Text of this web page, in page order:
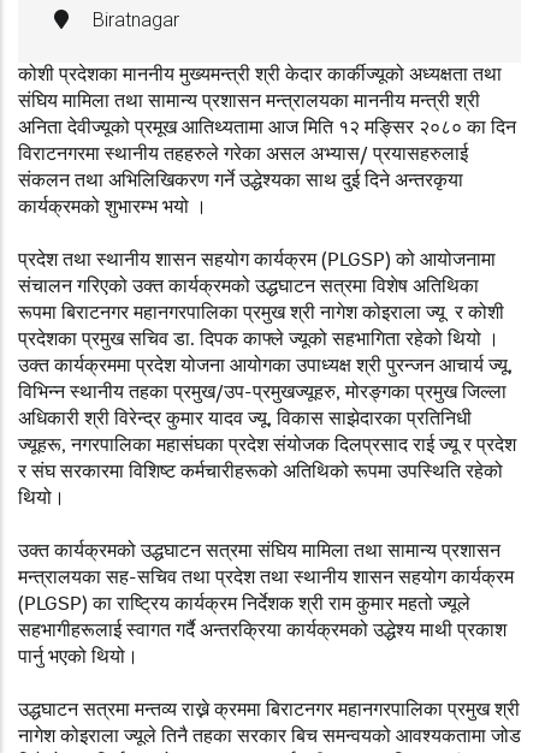
Biratnagar
कोशी प्रदेशका माननीय मुख्यमन्त्री श्री केदार कार्कीज्यूको अध्यक्षता तथा
संघिय मामिला तथा सामान्य प्रशासन मन्त्रालयका माननीय मन्त्री श्री
अनिता देवीज्यूको प्रमूख आतिथ्यतामा आज मिति १२ मङ्सिर २०८० का दिन
विराटनगरमा स्थानीय तहहरुले गरेका असल अभ्यास/ प्रयासहरुलाई
संकलन तथा अभिलिखिकरण गर्ने उद्धेश्यका साथ दुई दिने अन्तरकृया
कार्यक्रमको शुभारम्भ भयो ।
प्रदेश तथा स्थानीय शासन सहयोग कार्यक्रम (PLGSP) को आयोजनामा
संचालन गरिएको उक्त कार्यक्रमको उद्धघाटन सत्रमा विशेष अतिथिका
रूपमा बिराटनगर महानगरपालिका प्रमुख श्री नागेश कोइराला ज्यू र कोशी
प्रदेशका प्रमुख सचिव डा. दिपक काफ्ले ज्यूको सहभागिता रहेको थियो ।
उक्त कार्यक्रममा प्रदेश योजना आयोगका उपाध्यक्ष श्री पुरन्जन आचार्य ज्यू,
विभिन्न स्थानीय तहका प्रमुख/उप-प्रमुखज्यूहरु, मोरङ्गका प्रमुख जिल्ला
अधिकारी श्री विरेन्द्र कुमार यादव ज्यू, विकास साझेदारका प्रतिनिधी
ज्यूहरू, नगरपालिका महासंघका प्रदेश संयोजक दिलप्रसाद राई ज्यू र प्रदेश
र संघ सरकारमा विशिष्ट कर्मचारीहरूको अतिथिको रूपमा उपस्थिति रहेको
थियो।
उक्त कार्यक्रमको उद्धघाटन सत्रमा संघिय मामिला तथा सामान्य प्रशासन
मन्त्रालयका सह-सचिव तथा प्रदेश तथा स्थानीय शासन सहयोग कार्यक्रम
(PLGSP) का राष्ट्रिय कार्यक्रम निर्देशक श्री राम कुमार महतो ज्यूले
सहभागीहरूलाई स्वागत गर्दै अन्तरक्रिया कार्यक्रमको उद्धेश्य माथी प्रकाश
पार्नु भएको थियो।
उद्धघाटन सत्रमा मन्तव्य राख्ने क्रममा बिराटनगर महानगरपालिका प्रमुख श्री
नागेश कोइराला ज्यूले तिनै तहका सरकार बिच समन्वयको आवश्यकतामा जोड